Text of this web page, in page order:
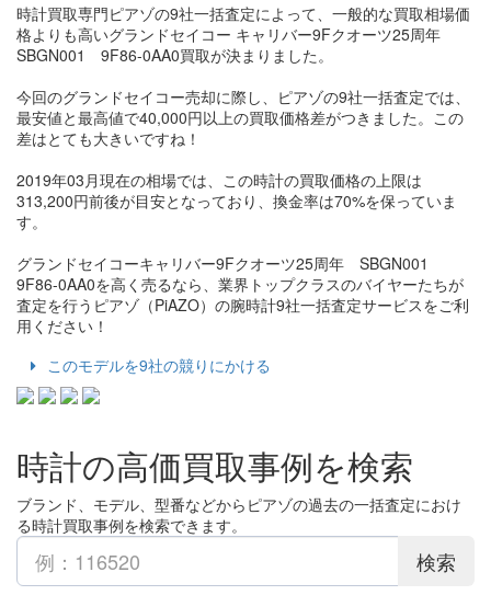
時計買取専門ピアゾの9社一括査定によって、一般的な買取相場価
格よりも高いグランドセイコー キャリバー9Fクオーツ25周年
SBGN001 9F86-0AA0買取が決まりました。
今回のグランドセイコー売却に際し、ピアゾの9社一括査定では、
最安値と最高値で40,000円以上の買取価格差がつきました。この
差はとても大きいですね！
2019年03月現在の相場では、この時計の買取価格の上限は
313,200円前後が目安となっており、換金率は70%を保っていま
す。
グランドセイコーキャリバー9Fクオーツ25周年 SBGN001
9F86-0AA0を高く売るなら、業界トップクラスのバイヤーたちが
査定を行うピアゾ（PiAZO）の腕時計9社一括査定サービスをご利
用ください！
このモデルを9社の競りにかける
時計の高価買取事例を検索
ブランド、モデル、型番などからピアゾの過去の一括査定におけ
る時計買取事例を検索できます。
検索